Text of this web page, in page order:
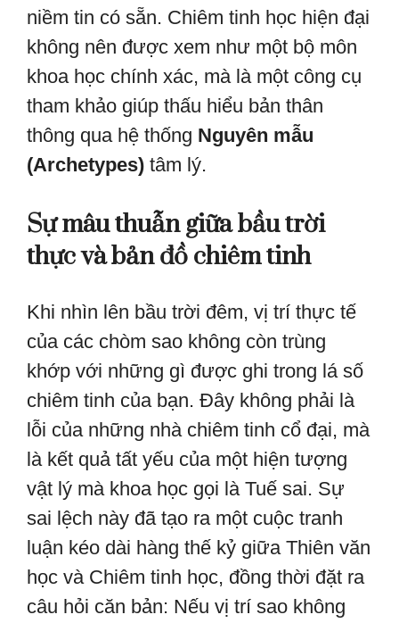
niềm tin có sẵn. Chiêm tinh học hiện đại
không nên được xem như một bộ môn
khoa học chính xác, mà là một công cụ
tham khảo giúp thấu hiểu bản thân
thông qua hệ thống Nguyên mẫu
(Archetypes) tâm lý.
Sự mâu thuẫn giữa bầu trời
thực và bản đồ chiêm tinh
Khi nhìn lên bầu trời đêm, vị trí thực tế
của các chòm sao không còn trùng
khớp với những gì được ghi trong lá số
chiêm tinh của bạn. Đây không phải là
lỗi của những nhà chiêm tinh cổ đại, mà
là kết quả tất yếu của một hiện tượng
vật lý mà khoa học gọi là Tuế sai. Sự
sai lệch này đã tạo ra một cuộc tranh
luận kéo dài hàng thế kỷ giữa Thiên văn
học và Chiêm tinh học, đồng thời đặt ra
câu hỏi căn bản: Nếu vị trí sao không